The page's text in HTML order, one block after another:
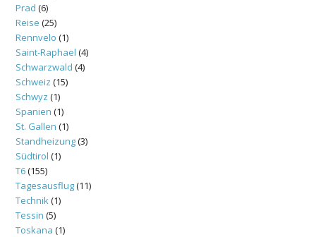
Prad (6)
Reise (25)
Rennvelo (1)
Saint-Raphael (4)
Schwarzwald (4)
Schweiz (15)
Schwyz (1)
Spanien (1)
St. Gallen (1)
Standheizung(3)
Südtirol (1)
T6(155)
Tagesausflug(11)
Technik(1)
Tessin (5)
Toskana (1)